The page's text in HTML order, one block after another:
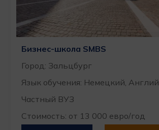
Бизнес-школа SMBS
Город: Зальцбург
Язык обучения: Немецкий,
Частный ВУЗ
Стоимость: от 13 000 евро/год